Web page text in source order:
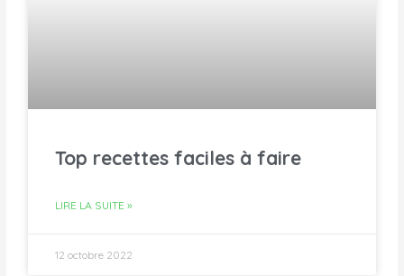
Top recettes faciles à faire
LIRE LA SUITE »
12 octobre 2022